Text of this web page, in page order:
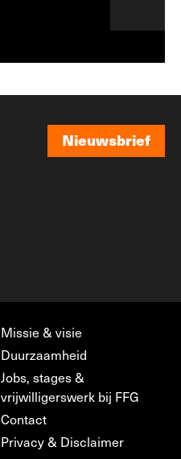
Nieuwsbrief
Missie & visie
Duurzaamheid
Jobs, stages &
vrijwilligerswerk bij FFG
Contact
Privacy & Disclaimer